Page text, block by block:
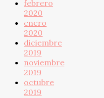
febrero
2020
enero
2020
diciembre
2019
noviembre
2019
octubre
2019